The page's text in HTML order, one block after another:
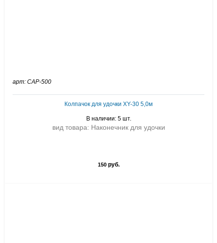
арт: CAP-500
Колпачок для удочки XY-30 5,0м
В наличии: 5 шт.
вид товара: Наконечник для удочки
150руб.